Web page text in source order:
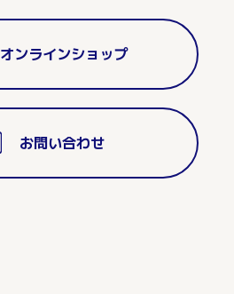
オンラインショップ
お問い合わせ